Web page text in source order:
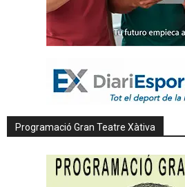
Programació Gran Teatre Xàtiva